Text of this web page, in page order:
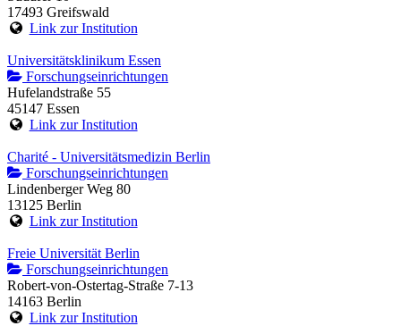
17493 Greifswald
Link zur Institution
Universitätsklinikum Essen
Forschungseinrichtungen
Hufelandstraße 55
45147 Essen
Link zur Institution
Charité - Universitätsmedizin Berlin
Forschungseinrichtungen
Lindenberger Weg 80
13125 Berlin
Link zur Institution
Freie Universität Berlin
Forschungseinrichtungen
Robert-von-Ostertag-Straße 7-13
14163 Berlin
Link zur Institution